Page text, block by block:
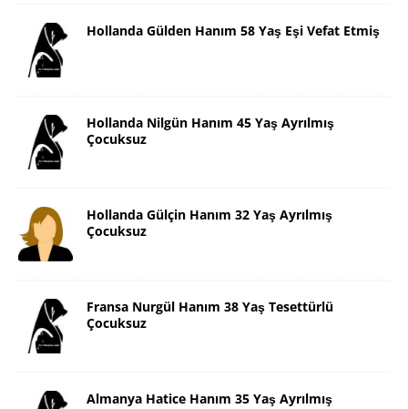
Hollanda Gülden Hanım 58 Yaş Eşi Vefat Etmiş
Hollanda Nilgün Hanım 45 Yaş Ayrılmış
Çocuksuz
Hollanda Gülçin Hanım 32 Yaş Ayrılmış
Çocuksuz
Fransa Nurgül Hanım 38 Yaş Tesettürlü
Çocuksuz
Almanya Hatice Hanım 35 Yaş Ayrılmış